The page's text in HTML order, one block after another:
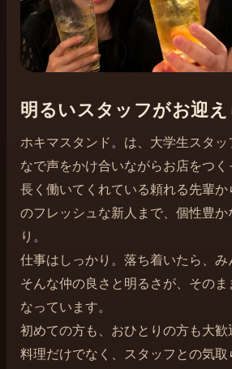
明るいスタッフがお迎
ホキマスタンド。は、大学生スタ
なで声をかけ合いながらお店をつく
長く働いてくれている頼れる先輩か
のフレッシュな新人まで、個性豊
り。
仕事はしっかり。落ち着いたら、み
そんな仲の良さと明るさが、そのま
なっています。
初めての方も、おひとりの方も大歓
料理だけでなく、スタッフとの気